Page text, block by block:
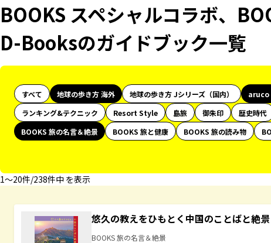
BOOKS スペシャルコラボ、
D-Booksのガイドブック一覧
すべて 地球の歩き方 海外 地球の歩き方 Jシリーズ（国内） aruco
ランキング&テクニック
Resort Style 島旅 御朱印 歴史時代
BOOKS 旅の名言＆絶景
BOOKS 旅と健康 BOOKS 旅の読み物
1〜20件/238件中 を表示
悠久の教えをひもとく中国のことばと絶
BOOKS 旅の名言＆絶景